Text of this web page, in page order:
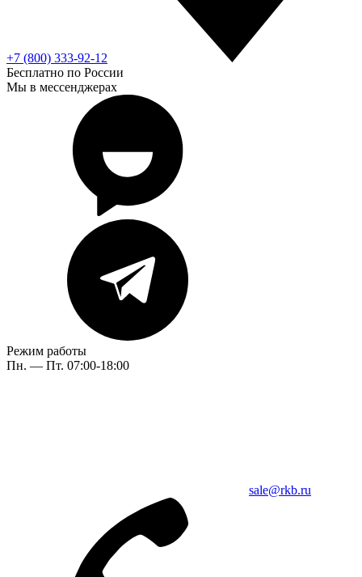
+7 (800) 333-92-12
Бесплатно по России
Мы в мессенджерах
Режим работы
Пн. — Пт. 07:00-18:00
sale@rkb.ru